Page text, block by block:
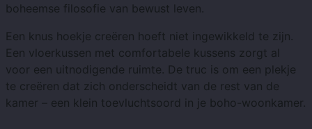
boheemse filosofie van bewust leven.
Een knus hoekje creëren hoeft niet ingewikkeld te zijn.
Een vloerkussen met comfortabele kussens zorgt al
voor een uitnodigende ruimte. De truc is om een ​​plekje
te creëren dat zich onderscheidt van de rest van de
kamer – een klein toevluchtsoord in je boho-woonkamer.